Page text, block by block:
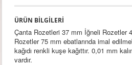
ÜRÜN BİLGİLERİ
Çanta Rozetleri 37 mm İğneli Rozetler
Rozetler 75 mm ebatlarında imal
kağıdı renkli kuşe kağıttır. 0,01 mm
vardır.